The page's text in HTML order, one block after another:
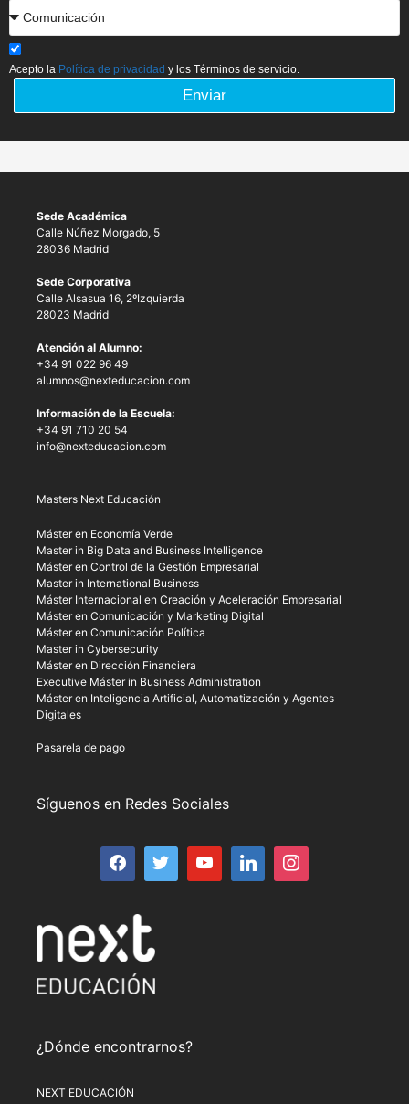
Acepto la Política de privacidad y los Términos de servicio.
Enviar
Sede Académica
Calle Núñez Morgado, 5
28036 Madrid
Sede Corporativa
Calle Alsasua 16, 2ºIzquierda
28023 Madrid
Atención al Alumno:
+34 91 022 96 49
alumnos@nexteducacion.com
Información de la Escuela:
+34 91 710 20 54
info@nexteducacion.com
Masters Next Educación
Máster en Economía Verde
Master in Big Data and Business Intelligence
Máster en Control de la Gestión Empresarial
Master in International Business
Máster Internacional en Creación y Aceleración Empresarial
Máster en Comunicación y Marketing Digital
Máster en Comunicación Política
Master in Cybersecurity
Máster en Dirección Financiera
Executive Máster in Business Administration
Máster en Inteligencia Artificial, Automatización y Agentes
Digitales
Pasarela de pago
Síguenos en Redes Sociales
¿Dónde encontrarnos?
NEXT EDUCACIÓN